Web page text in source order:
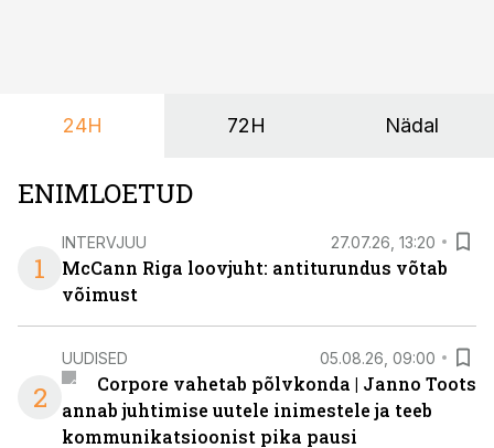
24H 72H Nädal
ENIMLOETUD
1
INTERVJUU 27.07.26, 13:20
McCann Riga loovjuht: antiturundus võtab
võimust
2
UUDISED 05.08.26, 09:00
Corpore vahetab põlvkonda | Janno Toots
annab juhtimise uutele inimestele ja teeb
kommunikatsioonist pika pausi